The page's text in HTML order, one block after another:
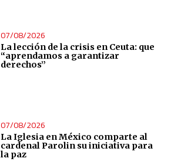
07/08/2026
La lección de la crisis en Ceuta: que
“aprendamos a garantizar
derechos”
07/08/2026
La Iglesia en México comparte al
cardenal Parolin su iniciativa para
la paz